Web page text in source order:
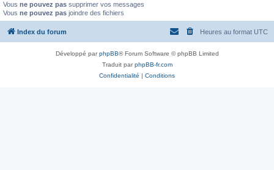
Vous ne pouvez pas supprimer vos messages
Vous ne pouvez pas joindre des fichiers
Index du forum Heures au format UTC
Développé parphpBB® Forum Software © phpBB Limited
Traduit parphpBB-fr.com
Confidentialité | Conditions